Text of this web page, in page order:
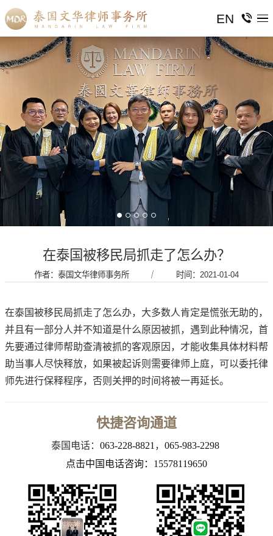
EN
在泰国被移民局抓走了怎么办？
作者：泰国文华律师事务所 ｜ 时间：2021-01-04
在泰国被移民局抓走了怎么办，大多数人肯定是慌张无助的，
并且有一部分人并不知道是什么原因被抓，遇到此种情况，首
先要通过律师帮助查清被抓的客观原因，才能收集具体材料帮
助当事人尽快释放，如果被起诉则需要律师上庭，可以委托律
师先进行保释程序，否则关押的时间将被一再延长。
快捷咨询通道
泰国电话： 063-228-8821， 065-983-2298
点击中国电话咨询：15578119650